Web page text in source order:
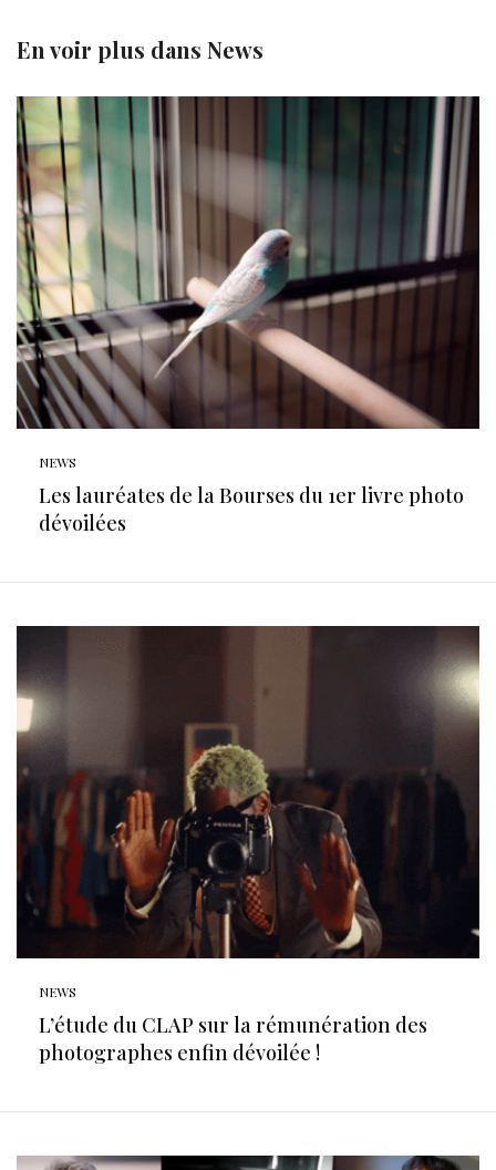
En voir plus dans News
NEWS
Les lauréates de la Bourses du 1er livre photo
dévoilées
NEWS
L’étude du CLAP sur la rémunération des
photographes enfin dévoilée !